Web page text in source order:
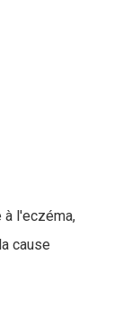
l'eczéma,
cause